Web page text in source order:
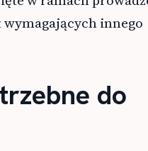
wymagających innego
do